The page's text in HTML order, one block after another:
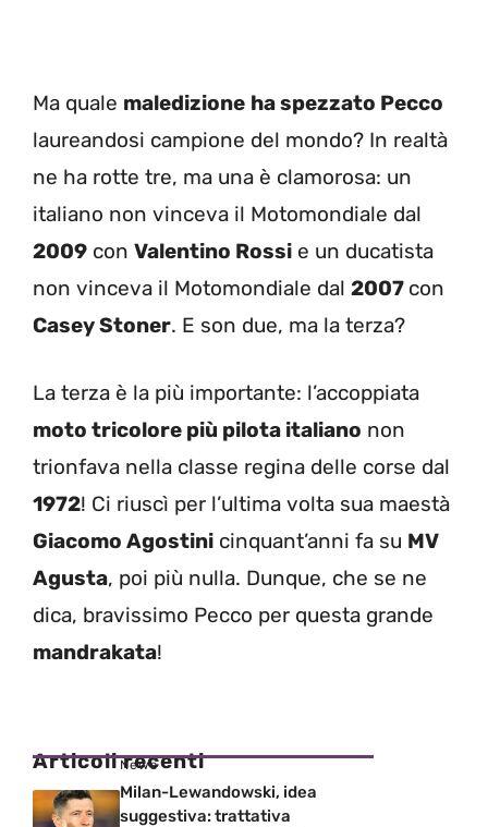
Ma quale maledizione ha spezzato Pecco
laureandosi campione del mondo? In realtà
ne ha rotte tre, ma una è clamorosa: un
italiano non vinceva il Motomondiale dal
2009 con Valentino Rossi e un ducatista
non vinceva il Motomondiale dal 2007 con
Casey Stoner. E son due, ma la terza?
La terza è la più importante: l’accoppiata
moto tricolore più pilota italiano non
trionfava nella classe regina delle corse dal
1972! Ci riuscì per l’ultima volta sua maestà
Giacomo Agostini cinquant’anni fa su MV
Agusta, poi più nulla. Dunque, che se ne
dica, bravissimo Pecco per questa grande
mandrakata!
Articoli recenti
News
Milan-Lewandowski, idea
suggestiva: trattativa